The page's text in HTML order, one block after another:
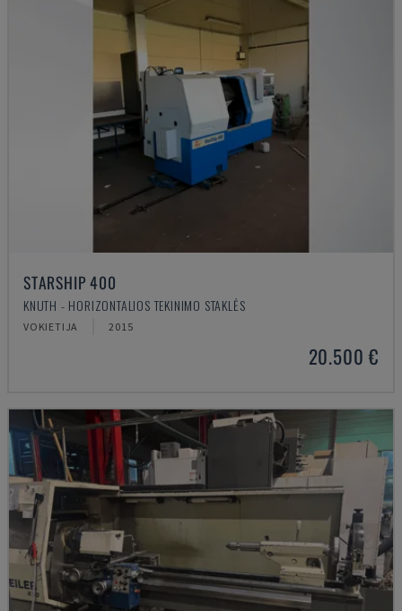
STARSHIP 400
KNUTH - HORIZONTALIOS TEKINIMO STAKLĖS
VOKIETIJA 2015
20.500 €